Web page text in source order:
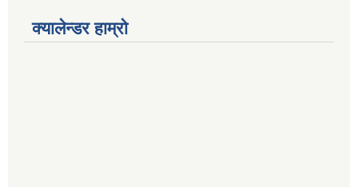
क्यालेन्डर हाम्रो